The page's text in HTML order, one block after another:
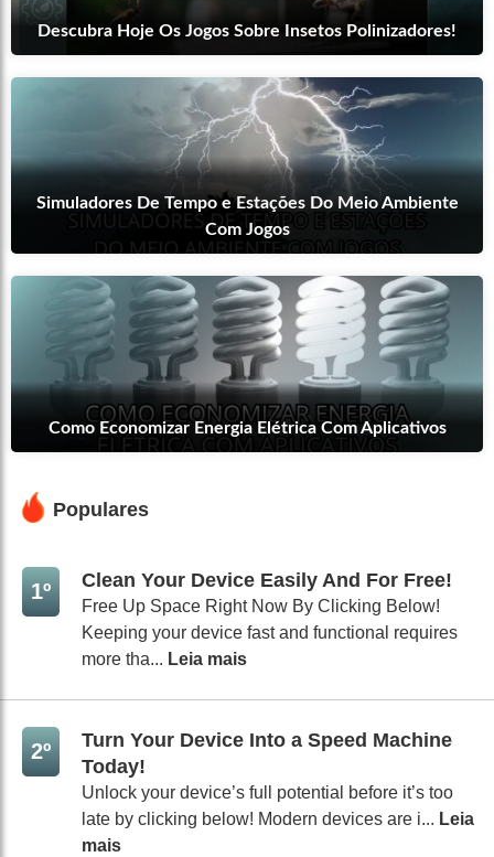
Descubra Hoje Os Jogos Sobre Insetos Polinizadores!
Simuladores De Tempo e Estações Do Meio Ambiente
Com Jogos
Como Economizar Energia Elétrica Com Aplicativos
Populares
1º Clean Your Device Easily And For Free!
Free Up Space Right Now By Clicking Below!
Keeping your device fast and functional requires
more tha... Leia mais
2º
Turn Your Device Into a Speed Machine
Today!
Unlock your device’s full potential before it’s too
late by clicking below! Modern devices are i... Leia
mais